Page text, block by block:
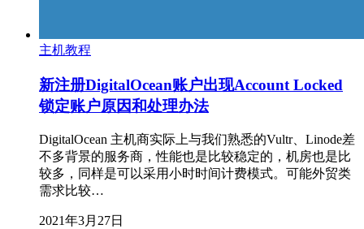
主机教程
新注册DigitalOcean账户出现Account Locked
锁定账户原因和处理办法
DigitalOcean 主机商实际上与我们熟悉的Vultr、Linode差
不多背景的服务商，性能也是比较稳定的，机房也是比
较多，同样是可以采用小时时间计费模式。可能外贸类
需求比较…
2021年3月27日